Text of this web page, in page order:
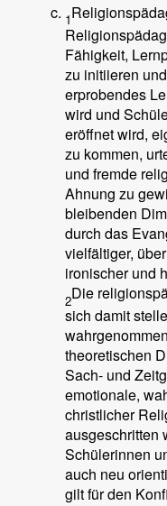
1
Fähigkeit,
zu initiieren
erprobendes
wird und
eröffnet wird,
zu kommen,
und fremde
Ahnung zu
bleibenden
durch das
vielfältiger,
ironischer und
2Die
sich damit
theoretischen
Sach- und
emotionale,
christlicher
ausgeschritten
Schülerinnen
auch neu
gilt für den